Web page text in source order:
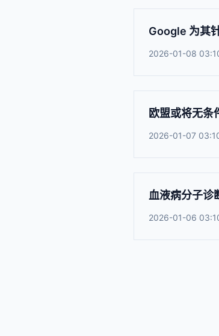
Google 为其
2026-01-08
欧盟或将无
2026-01-07
血液病分子诊
2026-01-06